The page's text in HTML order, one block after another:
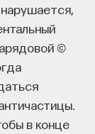
©
в конце